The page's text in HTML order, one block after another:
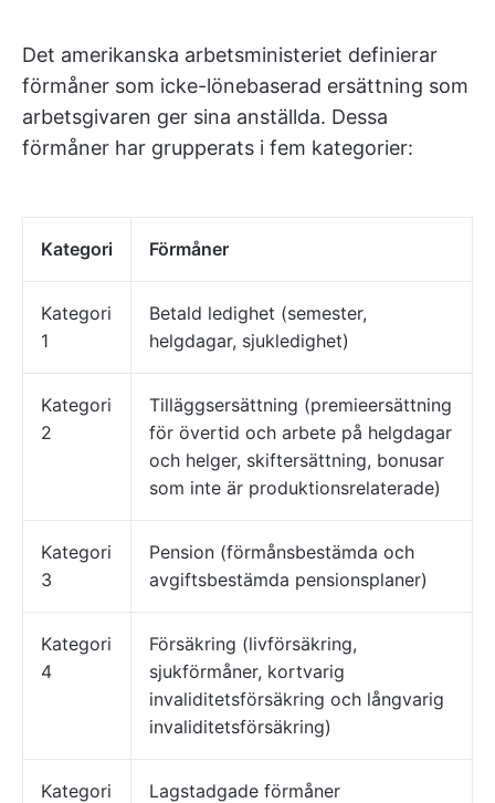
Det amerikanska arbetsministeriet definierar
förmåner som icke-lönebaserad ersättning som
arbetsgivaren ger sina anställda. Dessa
förmåner har grupperats i fem kategorier:
Kategori Förmåner
Kategori
1
Betald ledighet (semester,
helgdagar, sjukledighet)
Kategori
2
Tilläggsersättning (premieersättning
för övertid och arbete på helgdagar
och helger, skiftersättning, bonusar
som inte är produktionsrelaterade)
Kategori
3
Pension (förmånsbestämda och
avgiftsbestämda pensionsplaner)
Kategori
4
Försäkring (livförsäkring,
sjukförmåner, kortvarig
invaliditetsförsäkring och långvarig
invaliditetsförsäkring)
Kategori
Lagstadgade förmåner